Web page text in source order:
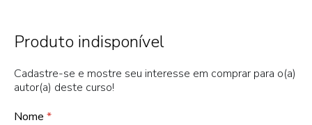
Produto indisponível
Cadastre-se e mostre seu interesse em comprar para o(a)
autor(a) deste curso!
Nome *